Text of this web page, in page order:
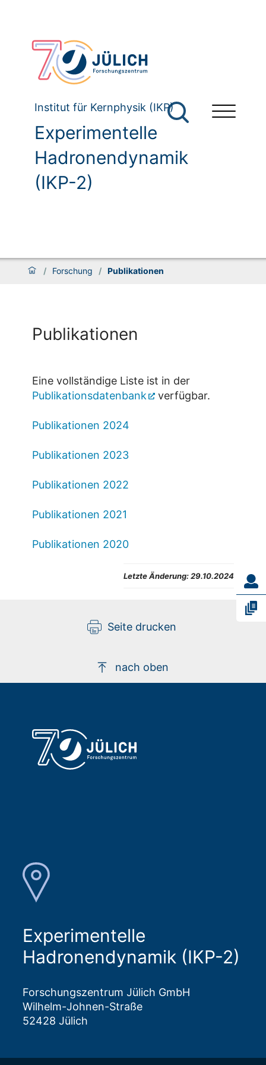
Institut für Kernphysik (IKP)
Experimentelle
Hadronendynamik
(IKP-2)
/ Forschung / Publikationen
Publikationen
Eine vollständige Liste ist in der
Publikationsdatenbank
verfügbar.
Publikationen 2024
Publikationen 2023
Publikationen 2022
Publikationen 2021
Publikationen 2020
Letzte Änderung:29.10.2024
Seite drucken
nach oben
Experimentelle
Hadronendynamik (IKP-2)
Forschungszentrum Jülich GmbH
Wilhelm-Johnen-Straße
52428 Jülich